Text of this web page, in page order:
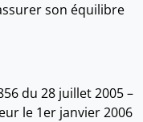
son équilibre
du 28 juillet 2005 –
le 1er janvier 2006